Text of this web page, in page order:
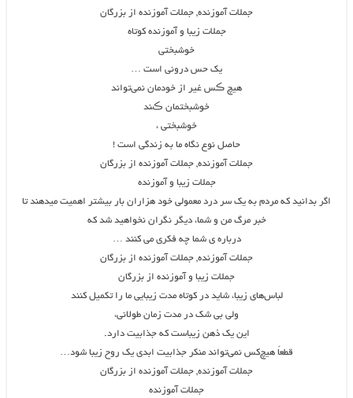
جملات آموزنده, جملات آموزنده از بزرگان
جملات زیبا و آموزنده کوتاه
خوشبختی
یک حس درونی است …
هیچ ڪس ﻏﯿﺮ ﺍﺯ ﺧﻮﺩﻣﺎﻥ نمیﺗﻮﺍﻧﺪ
ﺧﻮﺷﺒﺨﺘﻤﺎﻥ ڪﻨﺪ
ﺧﻮشبختی ،
ﺣﺎﺻﻞ ﻧﻮﻉ ﻧﮕﺎﻩ ﻣﺎ ﺑﻪ ﺯﻧﺪگی ﺍﺳﺖ !
جملات آموزنده, جملات آموزنده از بزرگان
جملات زیبا و آموزنده
اگر بدانید که مردم به یک سر درد معمولى خود هزاران بار بیشتر اهمیت میدهند تا
خبر مرگ من و شما، دیگر نگران نخواهید شد که
درباره ى شما چه فکرى مى کنند …
جملات آموزنده, جملات آموزنده از بزرگان
جملات زیبا و آموزنده از بزرگان
لباس‌های زیبا، شاید در کوتاه مدت زیبایی ما را تکمیل کنند
ولی بی شک در مدت زمان طولانی،
این یک ذهن زیباست که جذابیت دارد.
قطعاً هیچ‌کس نمی‌تواند منکر جذابیت ابدی یک روح زیبا شود…
جملات آموزنده, جملات آموزنده از بزرگان
جملات آموزنده